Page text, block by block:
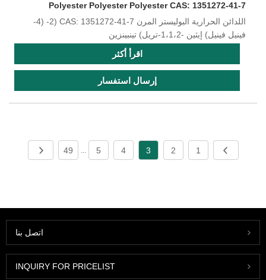
Polyester Polyester Polyester CAS: 1351272-41-7
اللدائن الحرارية البوليستر المرن CAS: 1351272-41-7 (2- (4-
فينيل فينيل) إيثين -1،1،2-تريل) تينبينزين
اقرأ أكثر
إرسال استفسار
1
2
3
4
5
...
49
اتصل بنا
INQUIRY FOR PRICELIST